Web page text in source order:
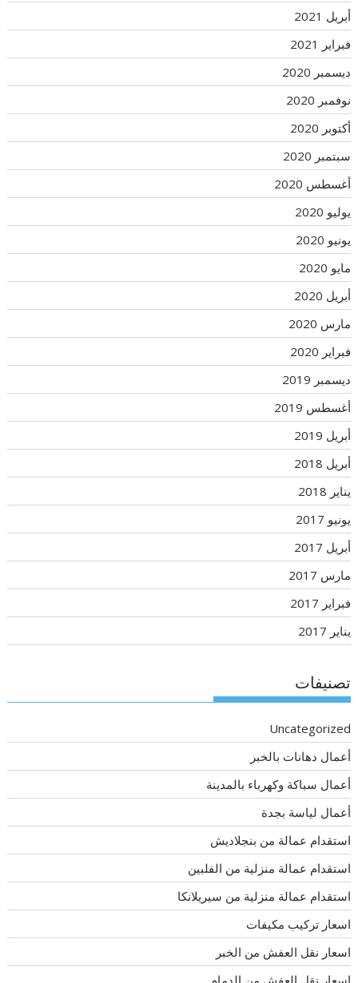
أبريل 2021
فبراير 2021
ديسمبر 2020
نوفمبر 2020
أكتوبر 2020
سبتمبر 2020
أغسطس 2020
يوليو 2020
يونيو 2020
مايو 2020
أبريل 2020
مارس 2020
فبراير 2020
ديسمبر 2019
أغسطس 2019
أبريل 2019
أبريل 2018
يناير 2018
يونيو 2017
أبريل 2017
مارس 2017
فبراير 2017
يناير 2017
تصنيفات
Uncategorized
أعمال دهانات بالخبر
أعمال سباكة وكهرباء بالمدينة
أعمال لياسة بجدة
استقدام عمالة من بنجلاديش
استقدام عمالة منزلية من الفلبين
استقدام عمالة منزلية من سيريلانكا
اسعار تركيب مكيفات
اسعار نقل العفش من الخبر
اسعار نقل العفش من الدمام